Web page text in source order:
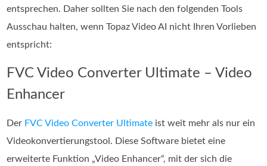
entsprechen. Daher sollten Sie nach den folgenden Tools
Ausschau halten, wenn Topaz Video AI nicht Ihren Vorlieben
entspricht:
FVC Video Converter Ultimate – Video
Enhancer
Der FVC Video Converter Ultimate ist weit mehr als nur ein
Videokonvertierungstool. Diese Software bietet eine
erweiterte Funktion „Video Enhancer“, mit der sich die